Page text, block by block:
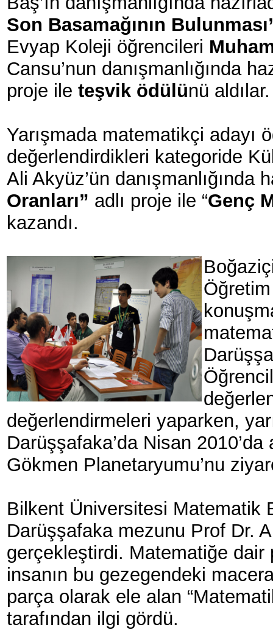
Son Basamağının
Evyap Koleji öğrencileri
Cansu’nun danışmanlığında
proje ile teşvik ödülünü
Yarışmada matematikçi adayı
değerlendirdikleri kategoride
Ali Akyüz’ün danışmanlığında
Oranları” adlı proje ile “Genç
kazandı.
değerlendirmeleri yaparken,
Darüşşafaka’da Nisan
Gökmen Planetaryumu’nu
Bilkent Üniversitesi Matematik
Darüşşafaka mezunu Prof Dr.
gerçekleştirdi. Matematiğe
insanın bu gezegendeki
parça olarak ele alan
tarafından ilgi gördü.